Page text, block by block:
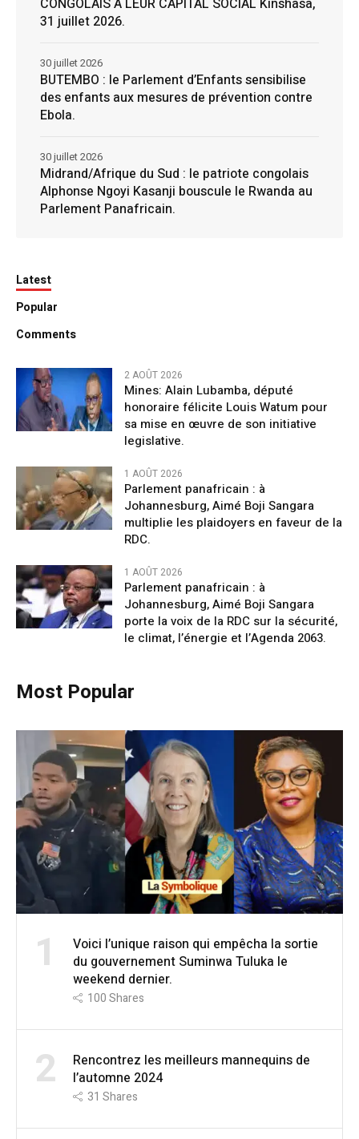
CONGOLAIS À LEUR CAPITAL SOCIAL Kinshasa,
31 juillet 2026.
BUTEMBO : le Parlement d’Enfants sensibilise
des enfants aux mesures de prévention contre
Ebola.
30 juillet 2026
Midrand/Afrique du Sud : le patriote congolais
Alphonse Ngoyi Kasanji bouscule le Rwanda au
Parlement Panafricain.
30 juillet 2026
Latest
Popular
Comments
2 AOÛT 2026
Mines: Alain Lubamba, député
honoraire félicite Louis Watum pour
sa mise en œuvre de son initiative
legislative.
1 AOÛT 2026
Parlement panafricain : à
Johannesburg, Aimé Boji Sangara
multiplie les plaidoyers en faveur de la
RDC.
1 AOÛT 2026
Parlement panafricain : à
Johannesburg, Aimé Boji Sangara
porte la voix de la RDC sur la sécurité,
le climat, l’énergie et l’Agenda 2063.
Most Popular
1
Voici l’unique raison qui empêcha la sortie
du gouvernement Suminwa Tuluka le
weekend dernier.
100Shares
2
Rencontrez les meilleurs mannequins de
l’automne 2024
31 Shares